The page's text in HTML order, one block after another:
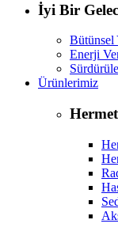
İyi Bir
Bütünsel
Enerji
Ürünlerimiz